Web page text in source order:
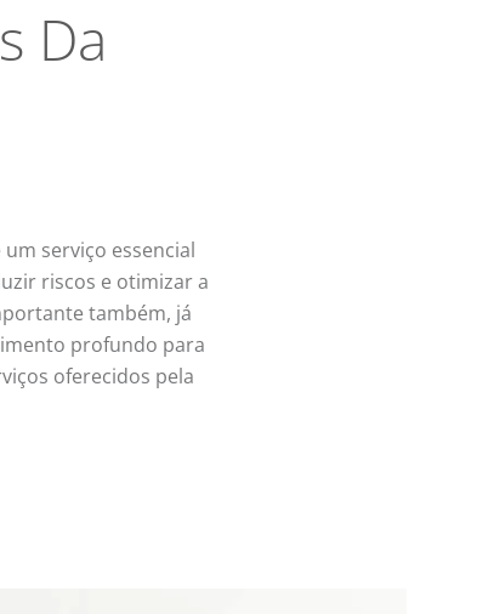
Da
serviço essencial
riscos e otimizar a
também, já
profundo para
oferecidos pela